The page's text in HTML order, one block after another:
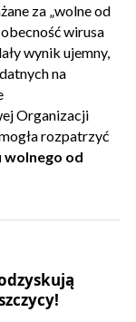
za „wolne od
wirusa
wynik ujemny,
na
Organizacji
rozpatrzyć
od